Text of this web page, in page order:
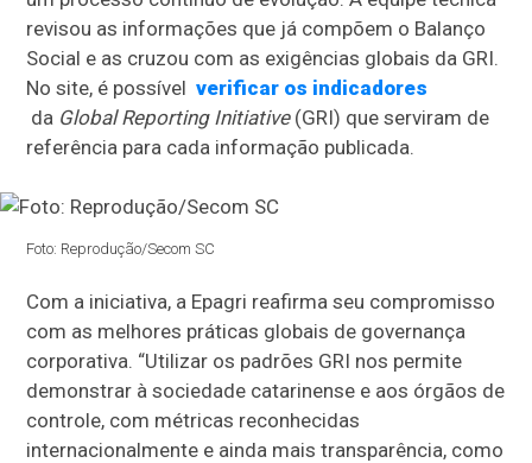
revisou as informações que já compõem o Balanço
Social e as cruzou com as exigências globais da GRI.
No site, é possívelverificar os indicadores
da Global Reporting Initiative(GRI) que serviram de
referência para cada informação publicada.
Foto: Reprodução/Secom SC
Com a iniciativa, a Epagri reafirma seu compromisso
com as melhores práticas globais de governança
corporativa. “Utilizar os padrões GRI nos permite
demonstrar à sociedade catarinense e aos órgãos de
controle, com métricas reconhecidas
internacionalmente e ainda mais transparência, como